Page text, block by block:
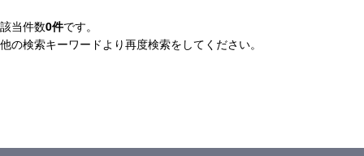
該当件数0件です。
他の検索キーワードより再度検索をしてください。